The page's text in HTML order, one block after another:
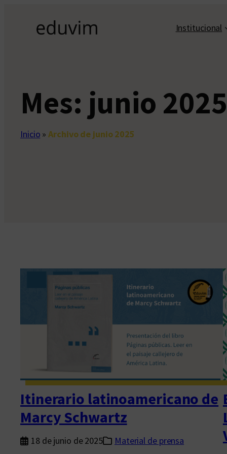
contenido
Institucional
Mes: junio 2025
Inicio »Archivo de junio 2025
Itinerario latinoamericano de
Marcy Schwartz
18 de junio de 2025
Material de prensa